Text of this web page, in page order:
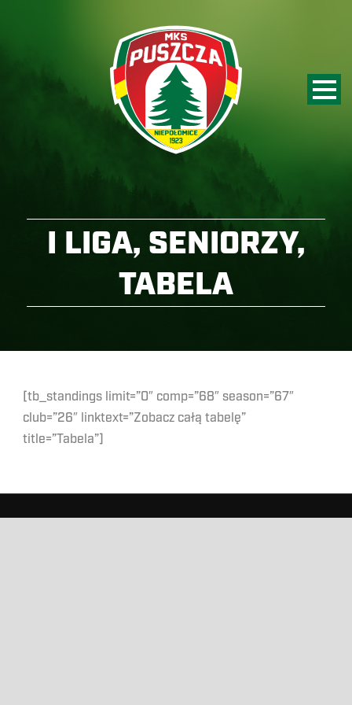
I LIGA, SENIORZY,
TABELA
[tb_standings limit=”0″ comp=”68″ season=”67″
club=”26″ linktext=”Zobacz całą tabelę”
title=”Tabela”]